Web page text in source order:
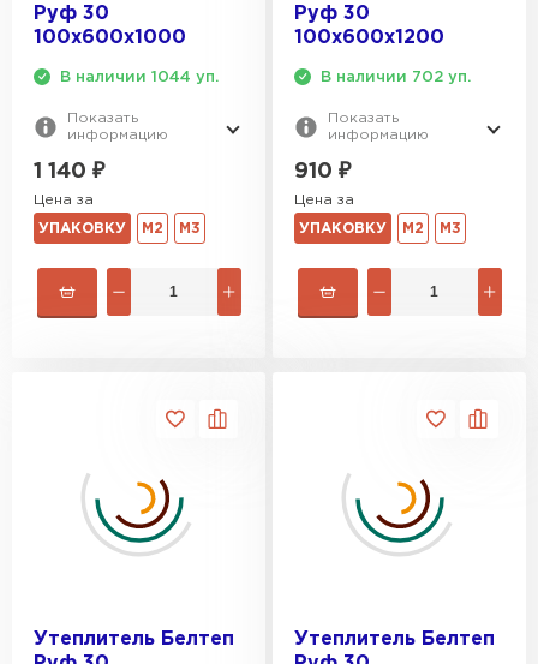
Руф 30
100х600х1000
В наличии 1044 уп.
Показать
информацию
1 140 ₽
Цена за
УПАКОВКУ М2 М3
Руф 30
100х600х1200
В наличии 702 уп.
Показать
информацию
910 ₽
Цена за
УПАКОВКУ М2 М3
Утеплитель Белтеп
Утеплитель Белтеп